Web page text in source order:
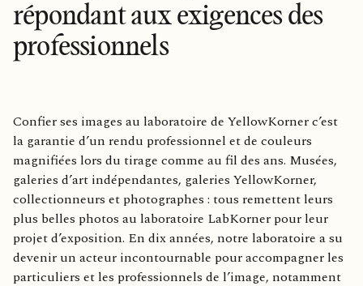
répondant aux exigences des
professionnels
Confier ses images au laboratoire de YellowKorner c’est
la garantie d’un rendu professionnel et de couleurs
magnifiées lors du tirage comme au fil des ans. Musées,
galeries d’art indépendantes, galeries YellowKorner,
collectionneurs et photographes : tous remettent leurs
plus belles photos au laboratoire LabKorner pour leur
projet d’exposition. En dix années, notre laboratoire a su
devenir un acteur incontournable pour accompagner les
particuliers et les professionnels de l’image, notamment